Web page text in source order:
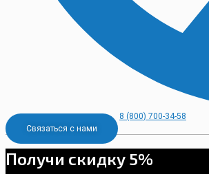
8 (800) 700-34-58
Связаться с нами
Получи скидку 5%